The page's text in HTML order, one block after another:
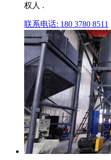
权人 .
联系电话: 180 3780 8511